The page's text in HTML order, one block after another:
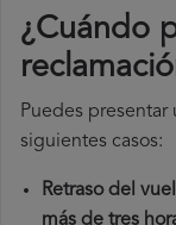
¿Cuándo
Puedes presentar
siguientes casos:
Retraso del
más de tres